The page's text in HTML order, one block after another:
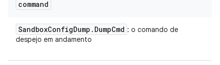
command
SandboxConfigDump . DumpCmd : o comando de
despejo em andamento